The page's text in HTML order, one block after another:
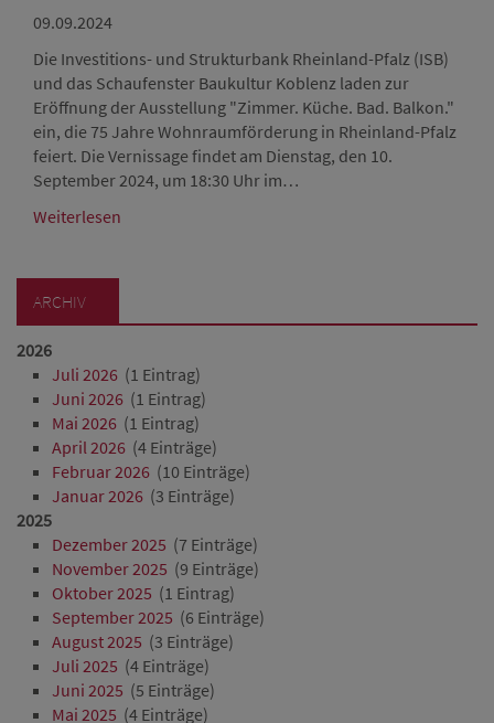
09.09.2024
Die Investitions- und Strukturbank Rheinland-Pfalz (ISB)
und das Schaufenster Baukultur Koblenz laden zur
Eröffnung der Ausstellung "Zimmer. Küche. Bad. Balkon."
ein, die 75 Jahre Wohnraumförderung in Rheinland-Pfalz
feiert. Die Vernissage findet am Dienstag, den 10.
September 2024, um 18:30 Uhr im…
Weiterlesen
ARCHIV
2026
Juli 2026 (1 Eintrag)
Juni 2026 (1 Eintrag)
Mai 2026 (1 Eintrag)
April 2026 (4 Einträge)
Februar 2026 (10 Einträge)
Januar 2026 (3 Einträge)
2025
Dezember 2025 (7 Einträge)
November 2025 (9 Einträge)
Oktober 2025 (1 Eintrag)
September 2025 (6 Einträge)
August 2025 (3 Einträge)
Juli 2025 (4 Einträge)
Juni 2025 (5 Einträge)
Mai 2025 (4 Einträge)